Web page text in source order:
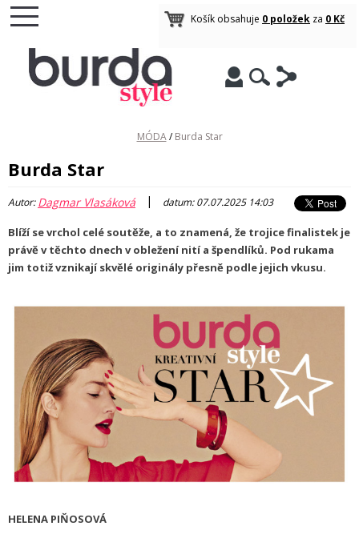
Košík obsahuje 0 položek za 0 Kč
MÓDA / Burda Star
Burda Star
Autor:Dagmar Vlasáková | datum: 07.07.2025 14:03
Blíží se vrchol celé soutěže, a to znamená, že trojice finalistek je
právě v těchto dnech v obležení nití a špendlíků. Pod rukama
jim totiž vznikají skvělé originály přesně podle jejich vkusu.
HELENA PIŇOSOVÁ